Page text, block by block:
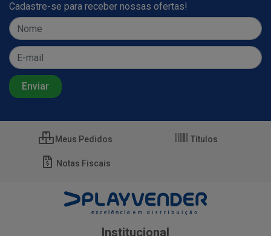
Cadastre-se para receber nossas ofertas!
Meus Pedidos Títulos
Notas Fiscais
Institucional